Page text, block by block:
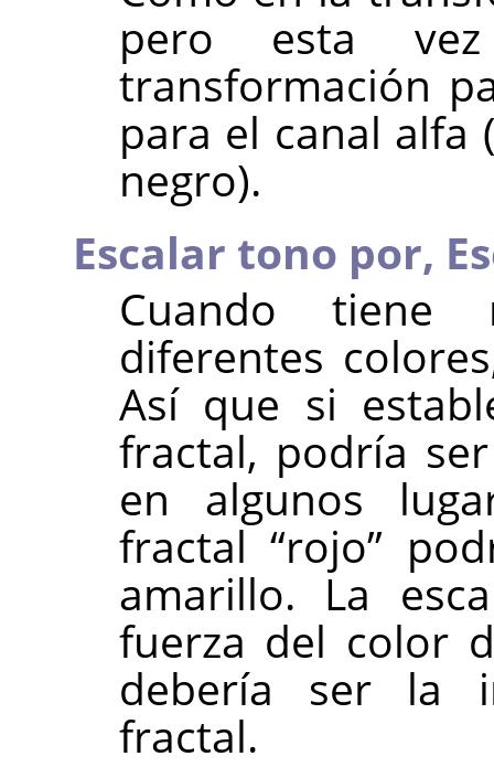
pero esta
transformación
para el canal alfa
negro).
Escalar tono por,
Cuando tiene
diferentes
Así que si
fractal, podría
en algunos
fractal“rojo”
amarillo. La
fuerza del color
debería ser la
fractal.